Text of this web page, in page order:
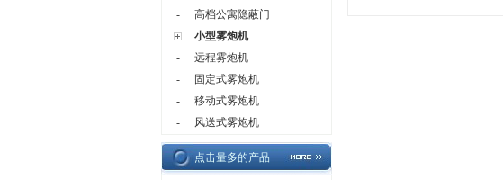
-
高档公寓隐蔽门
小型雾炮机
-
远程雾炮机
-
固定式雾炮机
-
移动式雾炮机
-
风送式雾炮机
点击量多的产品